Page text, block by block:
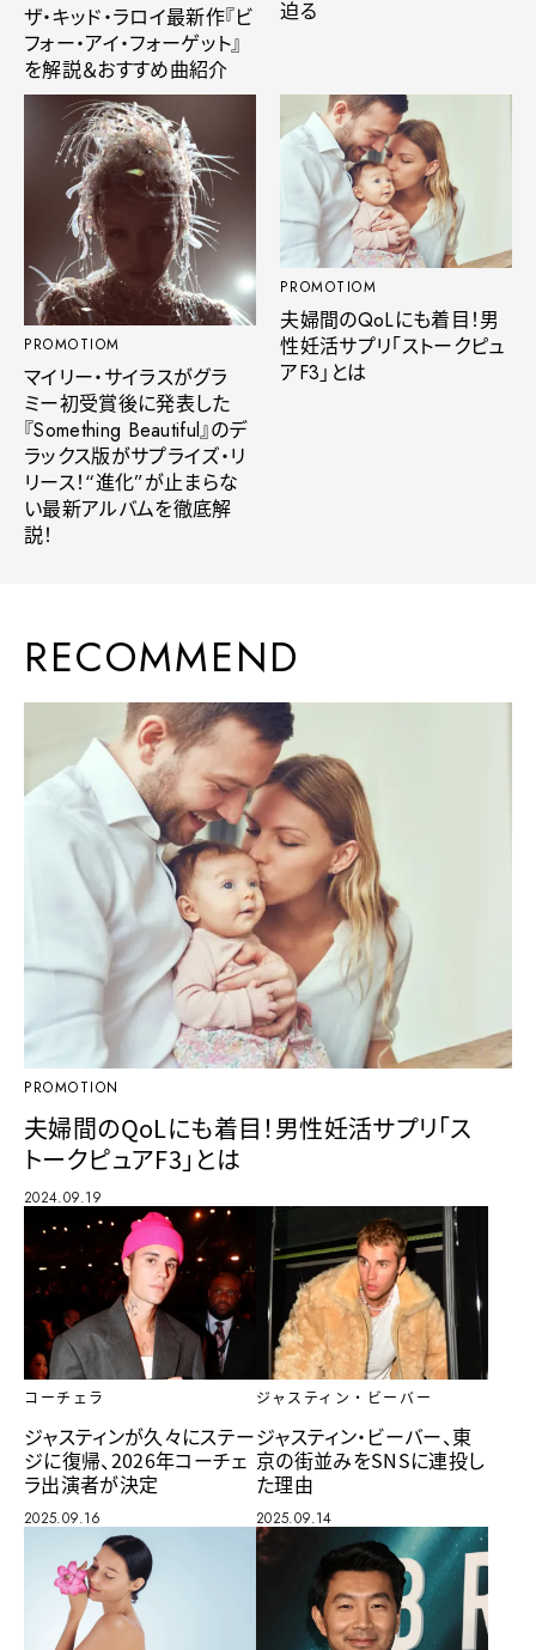
ザ・キッド・ラロイ最新作『ビ
フォー・アイ・フォーゲット』
を解説＆おすすめ曲紹介
迫る
PROMOTIOM
マイリー・サイラスがグラ
ミー初受賞後に発表した
『Something Beautiful』のデ
ラックス版がサプライズ・リ
リース！“進化”が止まらな
い最新アルバムを徹底解
説！
PROMOTIOM
夫婦間のQoLにも着目！男
性妊活サプリ「ストークピュ
アF3」とは
RECOMMEND
PROMOTION
夫婦間のQoLにも着目！男性妊活サプリ「ス
トークピュアF3」とは
2024.09.19
コーチェラ
ジャスティンが久々にステー
ジに復帰、2026年コーチェ
ラ出演者が決定
2025.09.16
ジャスティン・ビーバー
ジャスティン・ビーバー、東
京の街並みをSNSに連投し
た理由
2025.09.14